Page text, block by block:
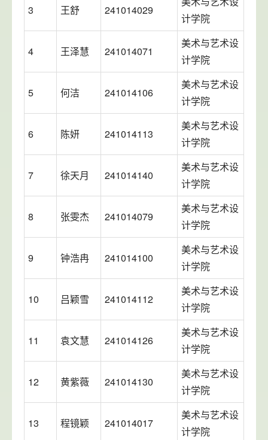
3 王舒 241014029
计学院
4 王泽慧 241014071
美术与艺术设
计学院
5 何洁 241014106
美术与艺术设
计学院
6 陈妍 241014113
美术与艺术设
计学院
7 徐天月 241014140
美术与艺术设
计学院
8 张雯杰 241014079
美术与艺术设
计学院
9 钟浩冉 241014100
美术与艺术设
计学院
10 吕颖雪 241014112
美术与艺术设
计学院
11 袁文慧 241014126
美术与艺术设
计学院
12 黄紫薇 241014130
美术与艺术设
计学院
13 程镜颖 241014017
美术与艺术设
计学院